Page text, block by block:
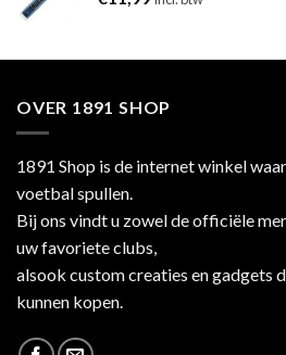
OVER 1891 SHOP
1891 Shop is de internet winkel
voetbal spullen.
Bij ons vindt u zowel de officiële
uw favoriete clubs,
alsook custom creaties en gadgets
kunnen kopen.